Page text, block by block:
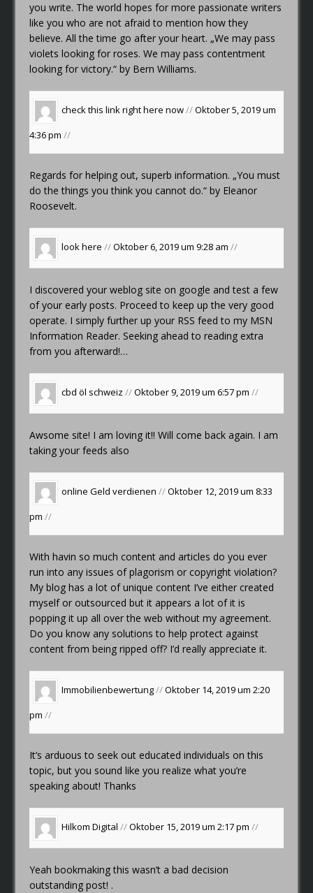
you write. The world hopes for more passionate writers
like you who are not afraid to mention how they
believe. All the time go after your heart. „We may pass
violets looking for roses. We may pass contentment
looking for victory.“ by Bern Williams.
check this link right here now//Oktober 5, 2019 um
4:36 pm//
Regards for helping out, superb information. „You must
do the things you think you cannot do.“ by Eleanor
Roosevelt.
look here //Oktober 6, 2019 um 9:28 am//
I discovered your weblog site on google and test a few
of your early posts. Proceed to keep up the very good
operate. I simply further up your RSS feed to my MSN
Information Reader. Seeking ahead to reading extra
from you afterward!…
cbd öl schweiz //Oktober 9, 2019 um 6:57 pm//
Awsome site! I am loving it!! Will come back again. I am
taking your feeds also
online Geld verdienen //Oktober 12, 2019 um 8:33
pm//
With havin so much content and articles do you ever
run into any issues of plagorism or copyright violation?
My blog has a lot of unique content I’ve either created
myself or outsourced but it appears a lot of it is
popping it up all over the web without my agreement.
Do you know any solutions to help protect against
content from being ripped off? I’d really appreciate it.
Immobilienbewertung//Oktober 14, 2019 um 2:20
pm//
It’s arduous to seek out educated individuals on this
topic, but you sound like you realize what you’re
speaking about! Thanks
Hilkom Digital //Oktober 15, 2019 um 2:17 pm//
Yeah bookmaking this wasn’t a bad decision
outstanding post! .